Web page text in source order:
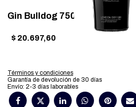
Gin Bulldog 750ml x 1u
$ 20.697,60
Términos y condiciones
Garantía de devolución de 30 días
Envío: 2-3 días laborables